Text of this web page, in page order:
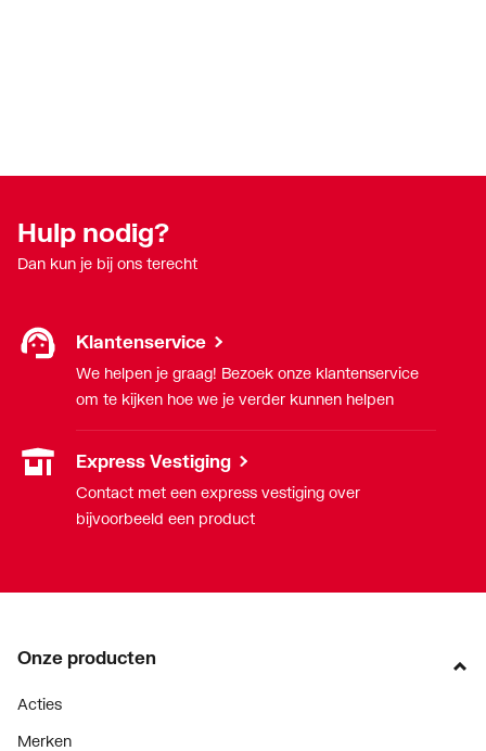
Hulp nodig?
Dan kun je bij ons terecht
Klantenservice
We helpen je graag! Bezoek onze klantenservice
om te kijken hoe we je verder kunnen helpen
Express Vestiging
Contact met een express vestiging over
bijvoorbeeld een product
Onze producten
Acties
Merken